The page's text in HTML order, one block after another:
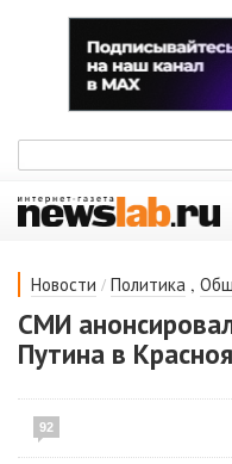
Новости / Политика ,
СМИ
Путина в
92